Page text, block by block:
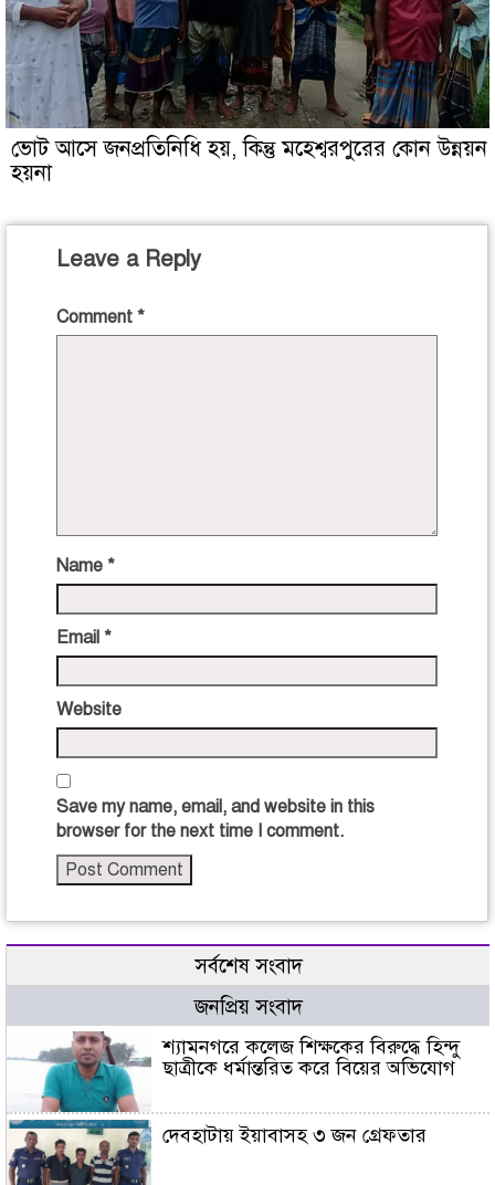
ভোট আসে জনপ্রতিনিধি হয়, কিন্তু মহেশ্বরপুরের কোন উন্নয়ন
হয়না
Leave a Reply
Comment *
Name *
Email *
Website
Save my name, email, and website in this
browser for the next time I comment.
সর্বশেষ সংবাদ
জনপ্রিয় সংবাদ
শ্যামনগরে কলেজ শিক্ষকের বিরুদ্ধে হিন্দু
ছাত্রীকে ধর্মান্তরিত করে বিয়ের অভিযোগ
দেবহাটায় ইয়াবাসহ ৩ জন গ্রেফতার